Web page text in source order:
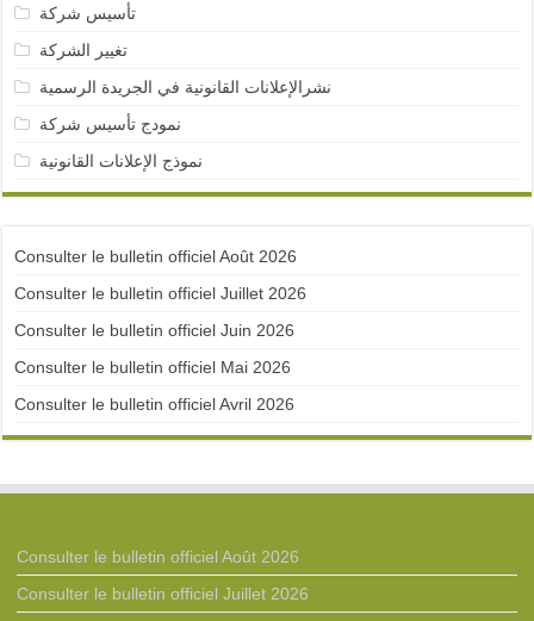
تأسيس شركة
تغيير الشركة
نشرالإعلانات القانونية في الجريدة الرسمية
نمودج تأسيس شركة
نموذج الإعلانات القانونية
Consulter le bulletin officiel Août 2026
Consulter le bulletin officiel Juillet 2026
Consulter le bulletin officiel Juin 2026
Consulter le bulletin officiel Mai 2026
Consulter le bulletin officiel Avril 2026
Consulter le bulletin officiel Août 2026
Consulter le bulletin officiel Juillet 2026